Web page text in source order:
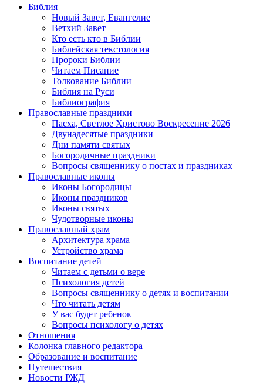
Библия
Новый Завет, Евангелие
Ветхий Завет
Кто есть кто в Библии
Библейская текстология
Пророки Библии
Читаем Писание
Толкование Библии
Библия на Руси
Библиография
Православные праздники
Пасха, Светлое Христово Воскресение 2026
Двунадесятые праздники
Дни памяти святых
Богородичные праздники
Вопросы священнику о постах и праздниках
Православные иконы
Иконы Богородицы
Иконы праздников
Иконы святых
Чудотворные иконы
Православный храм
Архитектура храма
Устройство храма
Воспитание детей
Читаем с детьми о вере
Психология детей
Вопросы священнику о детях и воспитании
Что читать детям
У вас будет ребенок
Вопросы психологу о детях
Отношения
Колонка главного редактора
Образование и воспитание
Путешествия
Новости РЖД